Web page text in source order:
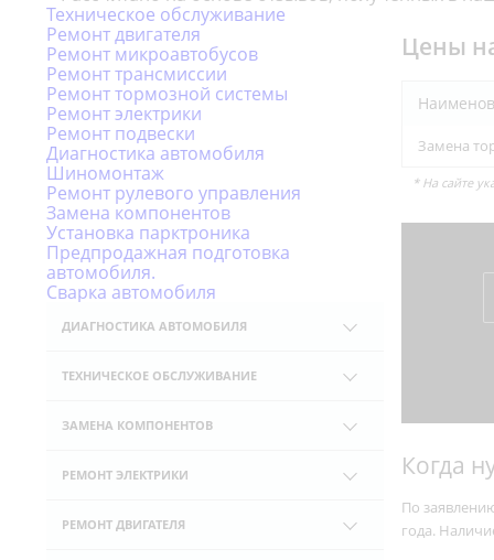
Техническое обслуживание
Ремонт двигателя
Ремонт микроавтобусов
Ремонт трансмиссии
Ремонт тормозной системы
Ремонт электрики
Ремонт подвески
Диагностика автомобиля
Шиномонтаж
Ремонт рулевого управления
Замена компонентов
Установка парктроника
Предпродажная подготовка
автомобиля.
Сварка автомобиля
ДИАГНОСТИКА АВТОМОБИЛЯ
Диагностика подвески
Диагностика тормозной системы
Диагностика двигателя
ТЕХНИЧЕСКОЕ ОБСЛУЖИВАНИЕ
Замена масла в КПП
Замена масла в АКПП
ЗАМЕНА КОМПОНЕНТОВ
Замена радиатора ДВС
РЕМОНТ ЭЛЕКТРИКИ
РЕМОНТ ДВИГАТЕЛЯ
Цены
Замена
* На сайте
Когда
По
года.